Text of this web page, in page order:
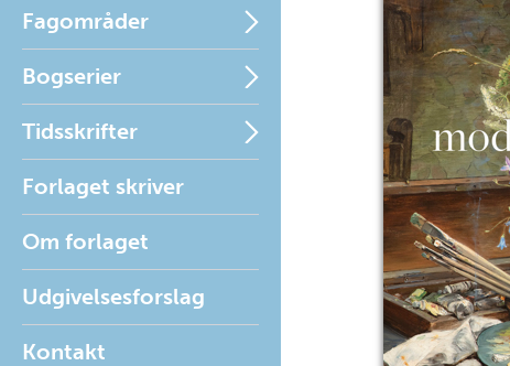
Fagområder
Bogserier
Tidsskrifter
Forlaget skriver
Om forlaget
Udgivelsesforslag
Kontakt